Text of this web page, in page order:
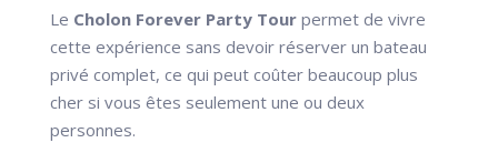
Le Cholon Forever Party Tourpermet de vivre
cette expérience sans devoir réserver un bateau
privé complet, ce qui peut coûter beaucoup plus
cher si vous êtes seulement une ou deux
personnes.